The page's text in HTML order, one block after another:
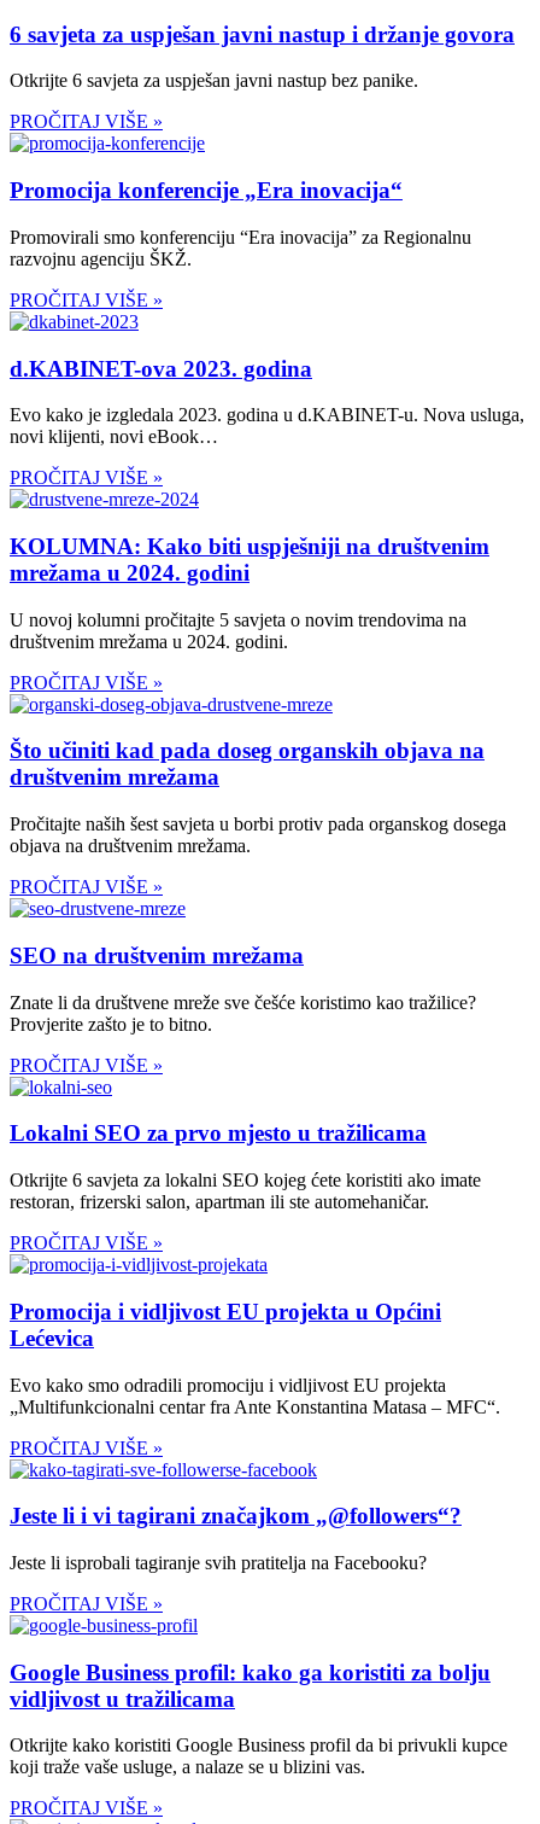
6 savjeta za uspješan javni nastup i držanje govora
Otkrijte 6 savjeta za uspješan javni nastup bez panike.
PROČITAJ VIŠE »
Promocija konferencije „Era inovacija“
Promovirali smo konferenciju “Era inovacija” za Regionalnu
razvojnu agenciju ŠKŽ.
PROČITAJ VIŠE »
d.KABINET-ova 2023. godina
Evo kako je izgledala 2023. godina u d.KABINET-u. Nova usluga,
novi klijenti, novi eBook…
PROČITAJ VIŠE »
KOLUMNA: Kako biti uspješniji na društvenim
mrežama u 2024. godini
U novoj kolumni pročitajte 5 savjeta o novim trendovima na
društvenim mrežama u 2024. godini.
PROČITAJ VIŠE »
Što učiniti kad pada doseg organskih objava na
društvenim mrežama
Pročitajte naših šest savjeta u borbi protiv pada organskog dosega
objava na društvenim mrežama.
PROČITAJ VIŠE »
SEO na društvenim mrežama
Znate li da društvene mreže sve češće koristimo kao tražilice?
Provjerite zašto je to bitno.
PROČITAJ VIŠE »
Lokalni SEO za prvo mjesto u tražilicama
Otkrijte 6 savjeta za lokalni SEO kojeg ćete koristiti ako imate
restoran, frizerski salon, apartman ili ste automehaničar.
PROČITAJ VIŠE »
Promocija i vidljivost EU projekta u Općini
Lećevica
Evo kako smo odradili promociju i vidljivost EU projekta
„Multifunkcionalni centar fra Ante Konstantina Matasa – MFC“.
PROČITAJ VIŠE »
Jeste li i vi tagirani značajkom „@followers“?
Jeste li isprobali tagiranje svih pratitelja na Facebooku?
PROČITAJ VIŠE »
Google Business profil: kako ga koristiti za bolju
vidljivost u tražilicama
Otkrijte kako koristiti Google Business profil da bi privukli kupce
koji traže vaše usluge, a nalaze se u blizini vas.
PROČITAJ VIŠE »